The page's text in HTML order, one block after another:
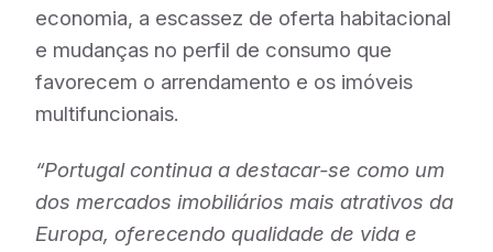
economia, a escassez de oferta habitacional
e mudanças no perfil de consumo que
favorecem o arrendamento e os imóveis
multifuncionais.
“Portugal continua a destacar-se como um
dos mercados imobiliários mais atrativos da
Europa, oferecendo qualidade de vida e